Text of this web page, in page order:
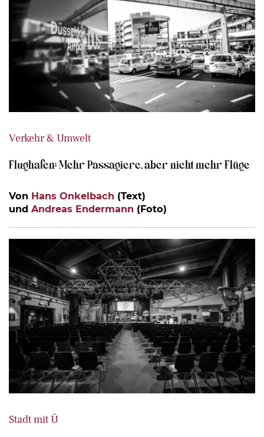
Verkehr & Umwelt
Flughafen: Mehr Passagiere, aber nicht mehr Flüge
Von Hans Onkelbach (Text)
und Andreas Endermann (Foto)
Stadt mit Ü